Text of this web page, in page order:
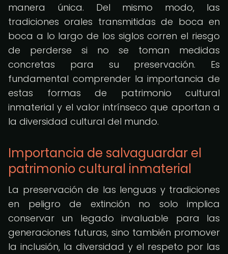
manera única. Del mismo modo, las
tradiciones orales transmitidas de boca en
boca a lo largo de los siglos corren el riesgo
de perderse si no se toman medidas
concretas para su preservación. Es
fundamental comprender la importancia de
estas formas de patrimonio cultural
inmaterial y el valor intrínseco que aportan a
la diversidad cultural del mundo.
Importancia de salvaguardar el
patrimonio cultural inmaterial
La preservación de las lenguas y tradiciones
en peligro de extinción no solo implica
conservar un legado invaluable para las
generaciones futuras, sino también promover
la inclusión, la diversidad y el respeto por las